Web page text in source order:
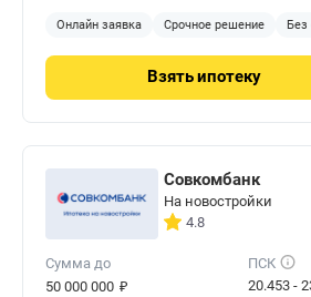
Онлайн заявка Срочное решение Без
Взятьипотеку
Совкомбанк
На новостройки
4.8
Сумма до
50 000 000 ₽
ПСК
20.453 -